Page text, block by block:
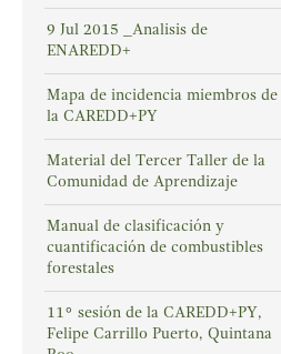
9 Jul 2015 _Analisis de
ENAREDD+
Mapa de incidencia miembros de
la CAREDD+PY
Material del Tercer Taller de la
Comunidad de Aprendizaje
Manual de clasificación y
cuantificación de combustibles
forestales
11° sesión de la CAREDD+PY,
Felipe Carrillo Puerto, Quintana